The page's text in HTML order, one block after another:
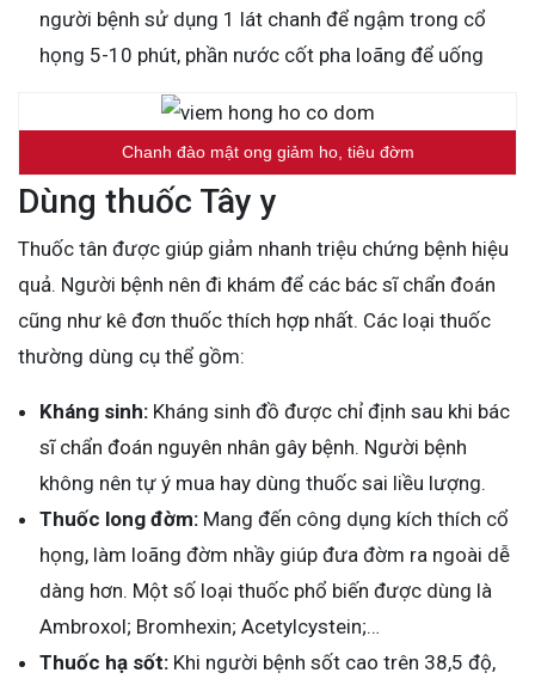
người bệnh sử dụng 1 lát chanh để ngậm trong cổ
họng 5-10 phút, phần nước cốt pha loãng để uống
Chanh đào mật ong giảm ho, tiêu đờm
Dùng thuốc Tây y
Thuốc tân được giúp giảm nhanh triệu chứng bệnh hiệu
quả. Người bệnh nên đi khám để các bác sĩ chẩn đoán
cũng như kê đơn thuốc thích hợp nhất. Các loại thuốc
thường dùng cụ thể gồm:
Kháng sinh: Kháng sinh đồ được chỉ định sau khi bác
sĩ chẩn đoán nguyên nhân gây bệnh. Người bệnh
không nên tự ý mua hay dùng thuốc sai liều lượng.
Thuốc long đờm: Mang đến công dụng kích thích cổ
họng, làm loãng đờm nhầy giúp đưa đờm ra ngoài dễ
dàng hơn. Một số loại thuốc phổ biến được dùng là
Ambroxol; Bromhexin; Acetylcystein;…
Thuốc hạ sốt: Khi người bệnh sốt cao trên 38,5 độ,